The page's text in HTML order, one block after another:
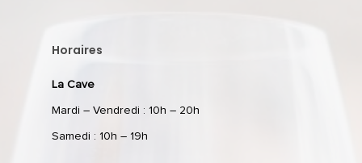
Horaires
La Cave
Mardi – Vendredi : 10h – 20h
Samedi : 10h – 19h